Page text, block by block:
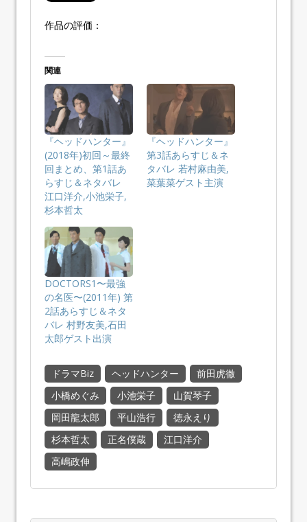
作品の評価：
関連
『ヘッドハンター』
(2018年)初回～最終
回まとめ、第1話あ
らすじ＆ネタバレ
江口洋介,小池栄子,
杉本哲太
『ヘッドハンター』
第3話あらすじ＆ネ
タバレ 若村麻由美,
菜葉菜ゲスト主演
DOCTORS1〜最強
の名医〜(2011年) 第
2話あらすじ＆ネタ
バレ 村野友美,石田
太郎ゲスト出演
ドラマBiz ヘッドハンター
前田虎徹
小橋めぐみ
小池栄子
山賀琴子
岡田龍太郎
平山浩行
徳永えり
杉本哲太
正名僕蔵
江口洋介
高嶋政伸